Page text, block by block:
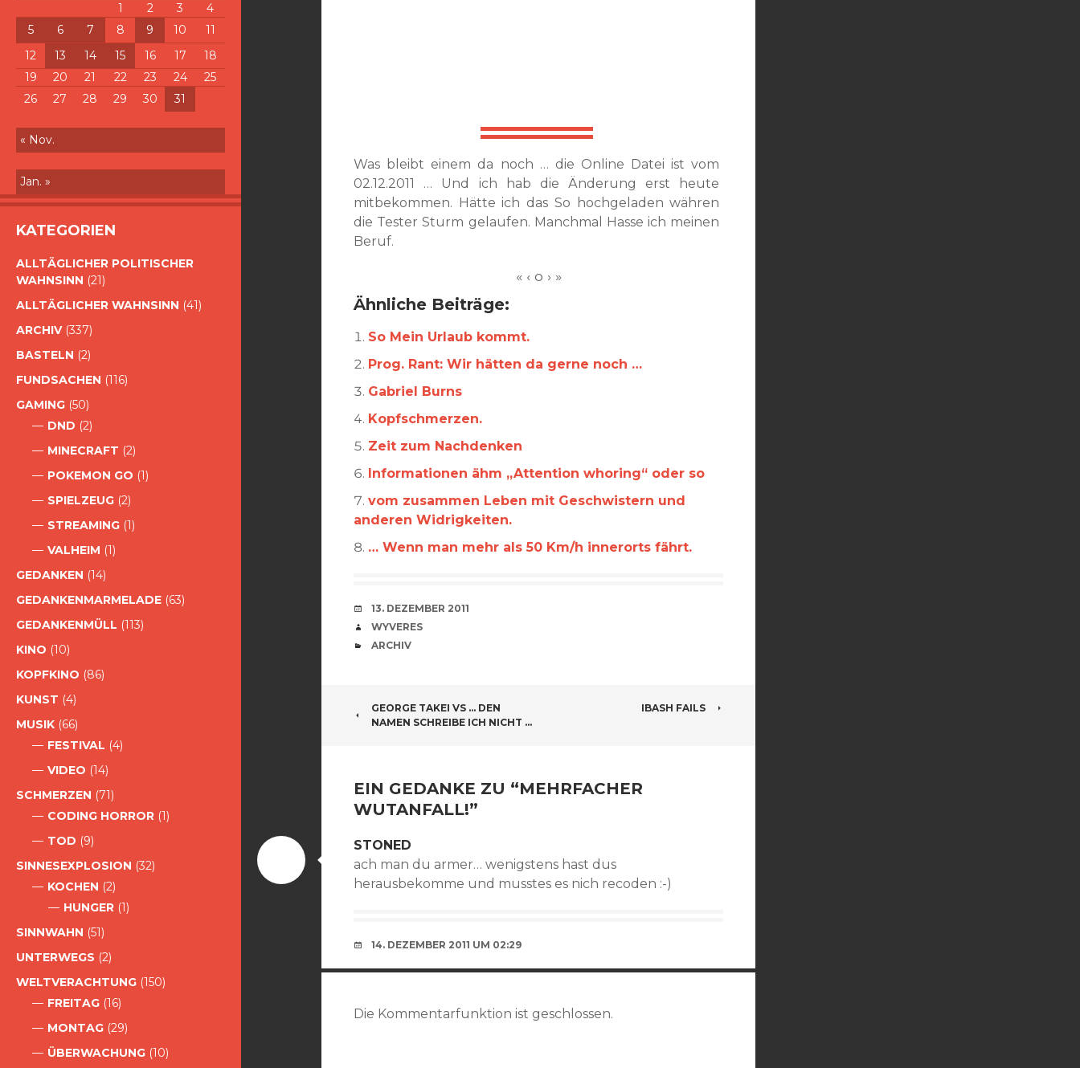
1
2 3
4
5
6 7 8 9 10
11
12
13 14 15 16 17
18
19
20 21 22 23 24
25
26
27 28 29 30 31
« Nov.
Jan. »
KATEGORIEN
ALLTÄGLICHER POLITISCHER
WAHNSINN (21)
ALLTÄGLICHER WAHNSINN (41)
ARCHIV(337)
BASTELN (2)
FUNDSACHEN (116)
GAMING (50)
DND (2)
MINECRAFT (2)
POKEMON GO (1)
SPIELZEUG (2)
STREAMING (1)
VALHEIM (1)
GEDANKEN (14)
GEDANKENMARMELADE (63)
GEDANKENMÜLL (113)
KINO (10)
KOPFKINO (86)
KUNST (4)
MUSIK (66)
FESTIVAL (4)
VIDEO (14)
SCHMERZEN (71)
CODING HORROR (1)
TOD (9)
SINNESEXPLOSION (32)
KOCHEN (2)
HUNGER (1)
SINNWAHN (51)
UNTERWEGS (2)
WELTVERACHTUNG (150)
FREITAG (16)
MONTAG (29)
ÜBERWACHUNG (10)
Was bleibt einem da noch … die Online Datei ist vom
02.12.2011 … Und ich hab die Änderung erst heute
mitbekommen. Hätte ich das So hochgeladen währen
die Tester Sturm gelaufen. Manchmal Hasse ich meinen
Beruf.
Ähnliche Beiträge:
So Mein Urlaub kommt.
Prog. Rant: Wir hätten da gerne noch …
Gabriel Burns
Kopfschmerzen.
Zeit zum Nachdenken
Informationen ähm „Attention whoring“ oder so
vom zusammen Leben mit Geschwistern und
anderen Widrigkeiten.
… Wenn man mehr als 50 Km/h innerorts fährt.
VERABREDUNG
13. DEZEMBER 2011
VERFASSER
WYVERES
CATEGORIES
ARCHIV
BEITRAGSNAVIGATION
GEORGE TAKEI VS … DEN
NAMEN SCHREIBE ICH NICHT …
IBASH FAILS
EIN GEDANKE ZU “MEHRFACHER
WUTANFALL!”
STONED
ach man du armer… wenigstens hast dus
herausbekomme und musstes es nich recoden :-)
14. DEZEMBER 2011 UM 02:29
Die Kommentarfunktion ist geschlossen.